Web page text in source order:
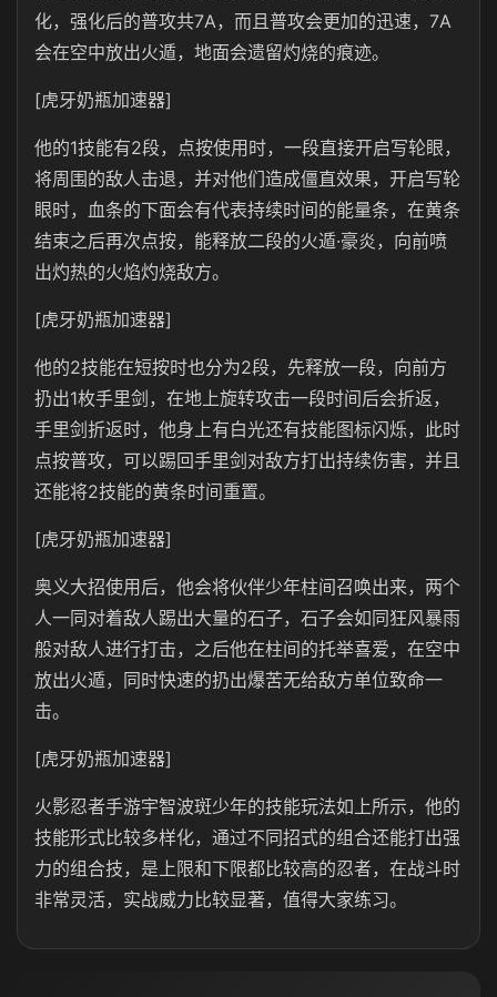
化，强化后的普攻共7A，而且普攻会更加的迅速，7A
会在空中放出火遁，地面会遗留灼烧的痕迹。
[虎牙奶瓶加速器]
他的1技能有2段，点按使用时，一段直接开启写轮眼，
将周围的敌人击退，并对他们造成僵直效果，开启写轮
眼时，血条的下面会有代表持续时间的能量条，在黄条
结束之后再次点按，能释放二段的火遁·豪炎，向前喷
出灼热的火焰灼烧敌方。
[虎牙奶瓶加速器]
他的2技能在短按时也分为2段，先释放一段，向前方
扔出1枚手里剑，在地上旋转攻击一段时间后会折返，
手里剑折返时，他身上有白光还有技能图标闪烁，此时
点按普攻，可以踢回手里剑对敌方打出持续伤害，并且
还能将2技能的黄条时间重置。
[虎牙奶瓶加速器]
奥义大招使用后，他会将伙伴少年柱间召唤出来，两个
人一同对着敌人踢出大量的石子，石子会如同狂风暴雨
般对敌人进行打击，之后他在柱间的托举喜爱，在空中
放出火遁，同时快速的扔出爆苦无给敌方单位致命一
击。
[虎牙奶瓶加速器]
火影忍者手游宇智波斑少年的技能玩法如上所示，他的
技能形式比较多样化，通过不同招式的组合还能打出强
力的组合技，是上限和下限都比较高的忍者，在战斗时
非常灵活，实战威力比较显著，值得大家练习。